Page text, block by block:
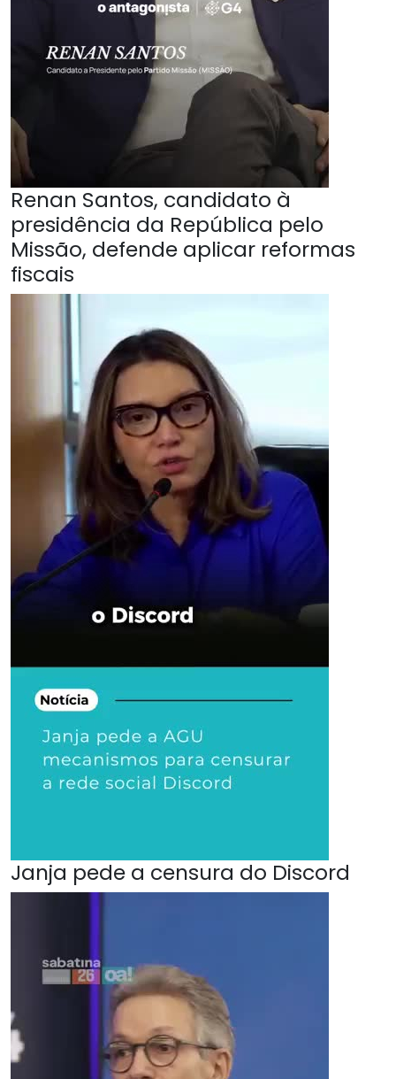
Renan Santos, candidato à
presidência da República pelo
Missão, defende aplicar reformas
fiscais
Janja pede a censura do Discord